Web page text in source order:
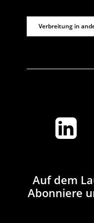
Verbreitung in
Auf dem
Abonniere